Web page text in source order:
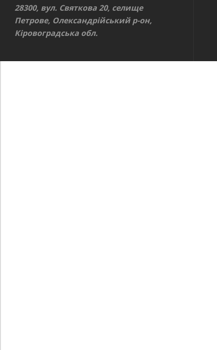
28300, вул. Святкова 20, селище
Петрове, Олександрійський р-он,
Кіровоградська обл.